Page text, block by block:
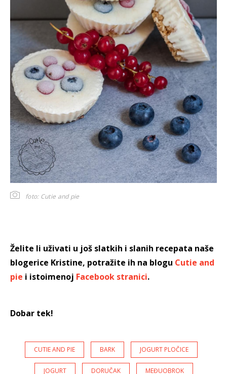
foto: Cutie and pie
Želite li uživati u još slatkih i slanih recepata naše
blogerice Kristine, potražite ih na blogu Cutie and
pie i istoimenoj Facebook stranici.
Dobar tek!
CUTIE AND PIE BARK JOGURT PLOČICE
JOGURT DORUČAK MEĐUOBROK